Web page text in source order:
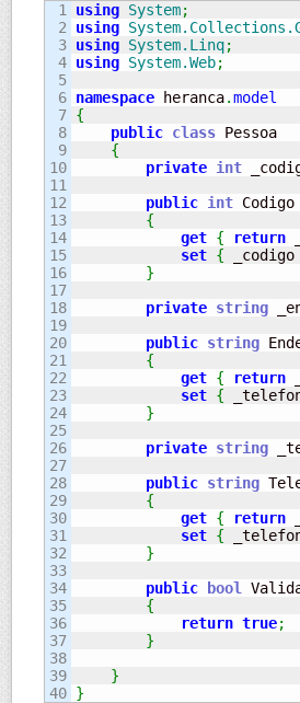
1
2
3
4
5
6
7
8
9
10
11
12
13
14
15
16
17
18
19
20
21
22
23
24
25
26
27
28
29
30
31
32
33
34
35
36
37
38
39
using System;
using
using System.Linq;
using System.Web;
namespace heranca.model
{
public class Pessoa
{
private int
public int Codigo
{
get { return
set { _codigo
}
private string
public string
{
get { return
set {
}
private string
public string
{
get { return
set {
}
public
bool
{
return true;
}
}
}